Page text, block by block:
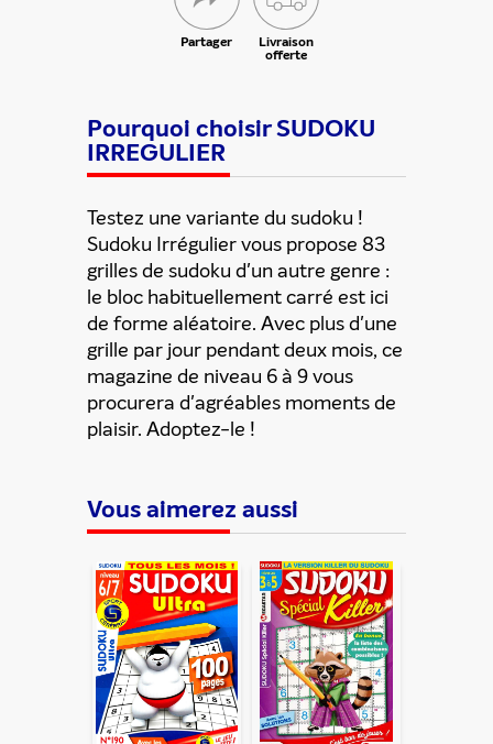
Partager Livraison
offerte
Partager cette offre
Pourquoi choisir SUDOKU
IRREGULIER
Testez une variante du sudoku !
Sudoku Irrégulier vous propose 83
grilles de sudoku d'un autre genre :
le bloc habituellement carré est ici
de forme aléatoire. Avec plus d'une
grille par jour pendant deux mois, ce
magazine de niveau 6 à 9 vous
procurera d'agréables moments de
plaisir. Adoptez-le !
Vous aimerez aussi